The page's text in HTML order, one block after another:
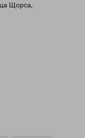
Щорса,